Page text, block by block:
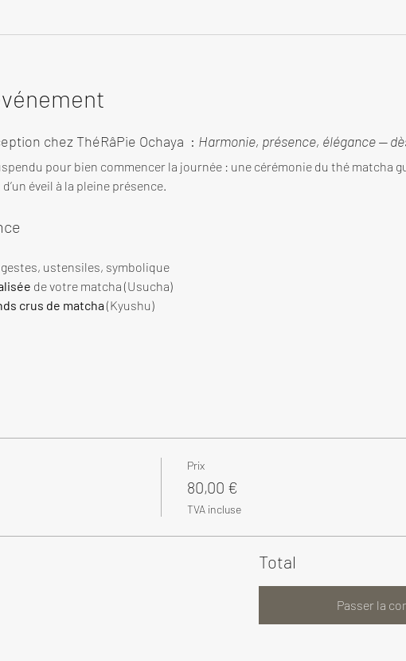
chez ThéRâPie Ochaya  : Harmonie, présence, élégance —
pour bien commencer la journée : une cérémonie du thé matcha
éveil à la pleine présence.
ustensiles, symbolique
de votre matcha (Usucha)
crus de matcha (Kyushu)
Prix
80,00 €
TVA incluse
Total
Passer la